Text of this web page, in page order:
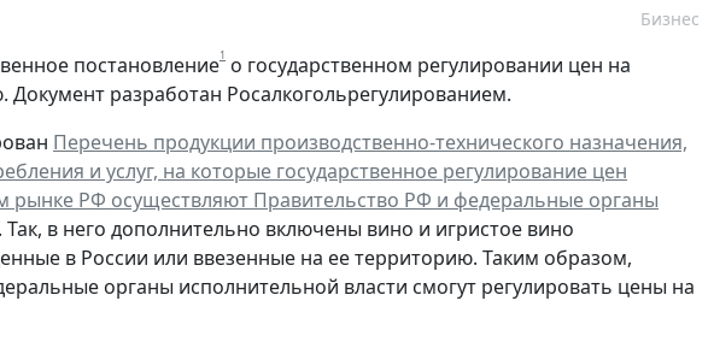
Бизнес
постановление1 о государственном регулировании цен на
разработан Росалкогольрегулированием.
Перечень продукции производственно-технического назначения,
и услуг, на которые государственное регулирование цен
рынке РФ осуществляют Правительство РФ и федеральные органы
. Так, в него дополнительно включены вино и игристое вино
в России или ввезенные на ее территорию. Таким образом,
органы исполнительной власти смогут регулировать цены на